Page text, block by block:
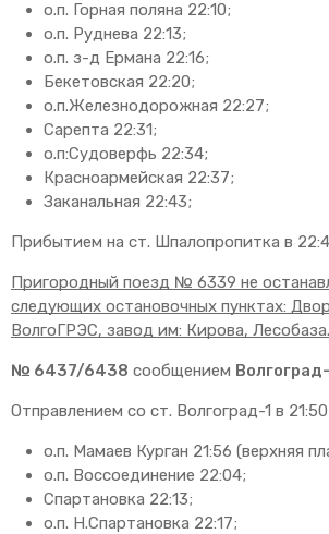
о.п. Горная поляна 22:10;
о.п. Руднева 22:13;
о.п. з-д Ермана 22:16;
Бекетовская 22:20;
о.п.Железнодорожная 22:27;
Сарепта 22:31;
о.п:Судоверфь 22:34;
Красноармейская 22:37;
Заканальная 22:43;
Прибытием на ст. Шпалопропитка в
Пригородный поезд № 6339 не
следующих остановочных пунктах:
ВолгоГРЭС, завод им: Кирова, Лесобаза.
№ 6437/6438 сообщением
Отправлением со ст. Волгоград-1 в
о.п. Мамаев Курган 21:56 (верхняя
о.п. Воссоединение 22:04;
Спартановка 22:13;
о.п. Н.Спартановка 22:17;